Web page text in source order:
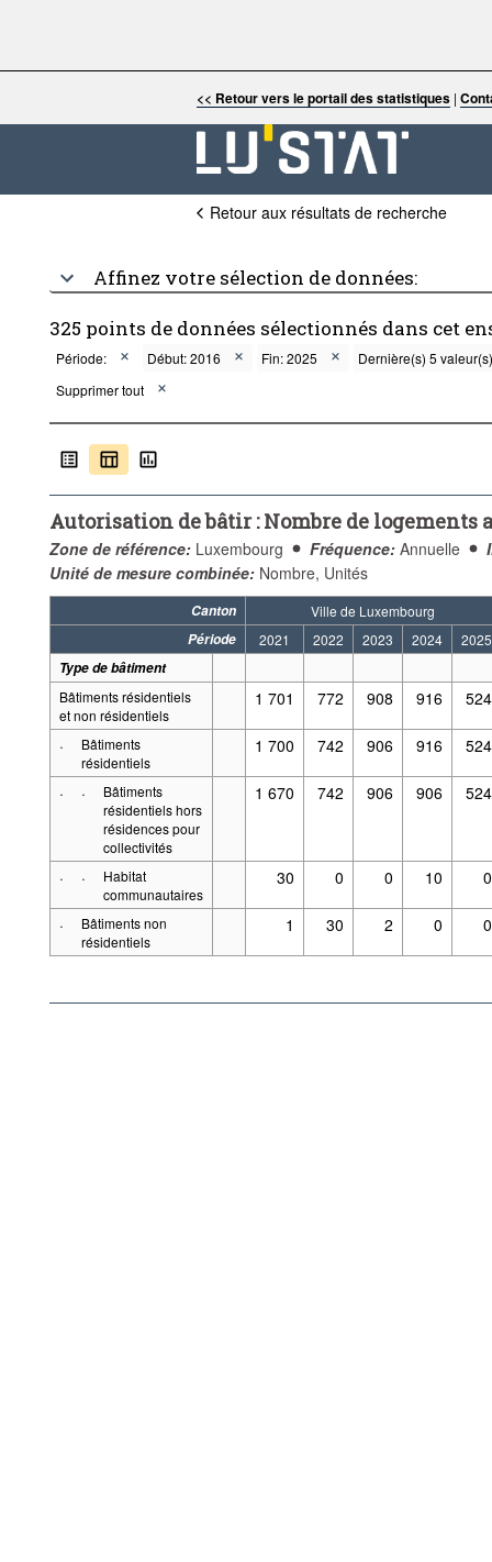
<< Retour vers le portail des statistiques |
Retour aux résultats de recherche
Affinez votre sélection de données:
325 points de données sélectionnés dans cet
Période: Début: 2016 Fin: 2025
Dernière(s) 5
Supprimer tout
Autorisation de bâtir : Nombre de
Zone de référence: Luxembourg Fréquence: Annuelle
Unité de mesure combinée: Nombre, Unités
Canton
Ville de Luxembourg
Période
2021 2022 2023 2024
2025
Type de bâtiment
Bâtiments résidentiels
et non résidentiels
1 701 772 908 916 524
·
Bâtiments
résidentiels
1 700 742 906 916 524
· ·
Bâtiments
résidentiels hors
résidences pour
collectivités
1 670 742 906 906 524
· ·
Habitat
communautaires
30 0 0 10 0
·
Bâtiments non
résidentiels
1 30 2 0 0